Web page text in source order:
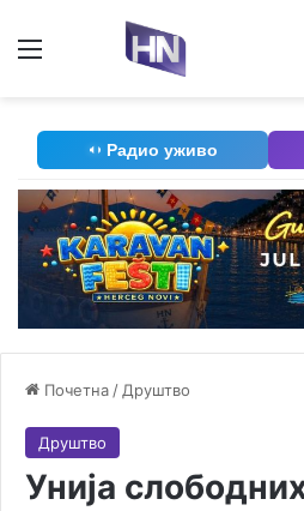
Радио уживо
Почетна / Друштво
Друштво
Унија